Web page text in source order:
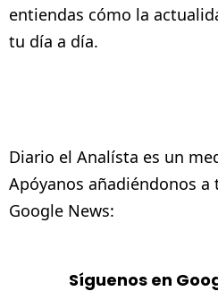
entiendas cómo la
tu día a día.
Diario el Analísta es un
Apóyanos añadiéndonos
Google News:
Síguenos en